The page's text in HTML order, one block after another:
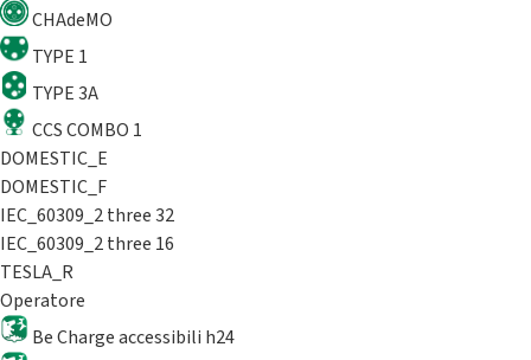
CHAdeMO
TYPE 1
TYPE 3A
CCS COMBO 1
DOMESTIC_E
DOMESTIC_F
IEC_60309_2 three 32
IEC_60309_2 three 16
TESLA_R
Operatore
Be Charge accessibili h24